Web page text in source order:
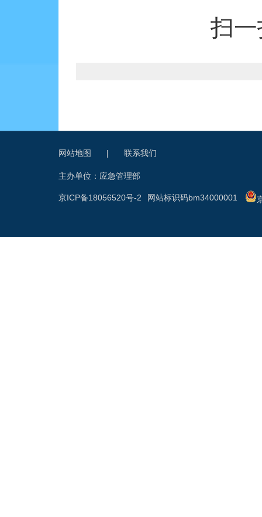
扫
网站地图 | 联系我们
主办单位：应急管理部
网站标识码bm34000001
京ICP备18056520号-2